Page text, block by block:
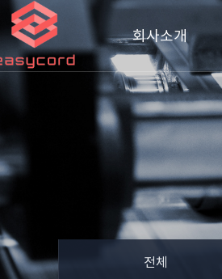
회사소개
전체